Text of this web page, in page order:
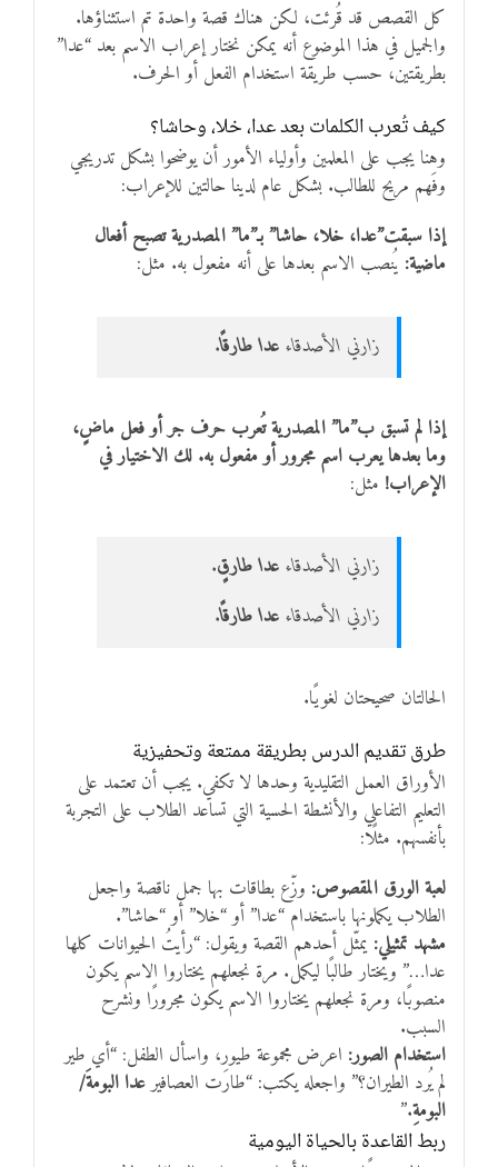
كل القصص قد قُرئت، لكن هناك قصة واحدة تم استثناؤها.
والجميل في هذا الموضوع أنه يمكن نختار إعراب الاسم بعد “عدا”
بطريقتين، حسب طريقة استخدام الفعل أو الحرف.
كيف تُعرب الكلمات بعد عدا، خلا، وحاشا؟
وهنا يجب على المعلمين وأولياء الأمور أن يوضحوا بشكل تدريجي
وفَهم مريح للطالب. بشكل عام لدينا حالتين للإعراب:
إذا سبقت”عدا، خلا، حاشا” بـ”ما” المصدرية تصبح أفعال
ماضية: يُنصب الاسم بعدها على أنه مفعول به. مثل:
زارني الأصدقاء عدا طارقًا.
إذا لم تسبق ب”ما” المصدرية تُعرب حرف جر أو فعل ماضٍ،
وما بعدها يعرب اسممجرور أو مفعول به. لك الاختيار في
الإعراب! مثل:
زارني الأصدقاء عدا طارقٍ.
زارني الأصدقاء عدا طارقًا.
الحالتان صحيحتان لغويًا.
طرق تقديم الدرس بطريقة ممتعة وتحفيزية
الأوراق العمل التقليدية وحدها لا تكفي. يجب أن تعتمد على
التعليم التفاعلي والأنشطة الحسية التي تساعد الطلاب على التجربة
بأنفسهم. مثلًا:
لعبة الورق المقصوص: وزّع بطاقات بها جمل ناقصة واجعل
الطلاب يكملونها باستخدام “عدا” أو “خلا” أو “حاشا”.
مشهد تمثيلي: يمثّل أحدهم القصة ويقول: “رأيتُ الحيوانات كلها
عدا…” ويختار طالبًا ليكمل. مرة نجعلهم يختاروا الاسم يكون
منصوبًا، ومرة نجعلهم يختاروا الاسم يكون مجرورًا ونشرح
السبب.
استخدام الصور: اعرض مجموعة طيور، واسأل الطفل: “أي طير
لم يُرد الطيران؟” واجعله يكتب: “طارَت العصافيرعدا البومةَ/
البومةِ.”
ربط القاعدة بالحياة اليومية